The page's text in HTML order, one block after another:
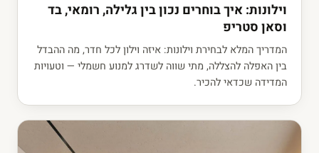
וילונות: איך בוחרים נכון בין גלילה, רומאי, בד
וסאן סטריפ
המדריך המלא לבחירת וילונות: איזה וילון לכל חדר, מה ההבדל
בין האפלה להצללה, מתי שווה לשדרג למנוע חשמלי — וטעויות
המדידה שכדאי להכיר.